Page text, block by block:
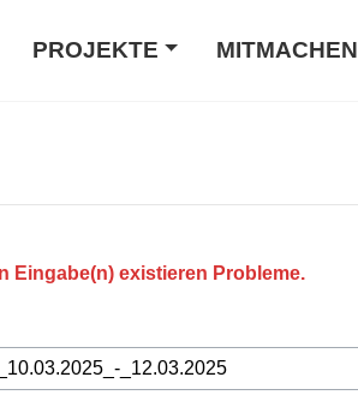
PROJEKTE MITMACHEN
Eingabe(n) existieren Probleme.